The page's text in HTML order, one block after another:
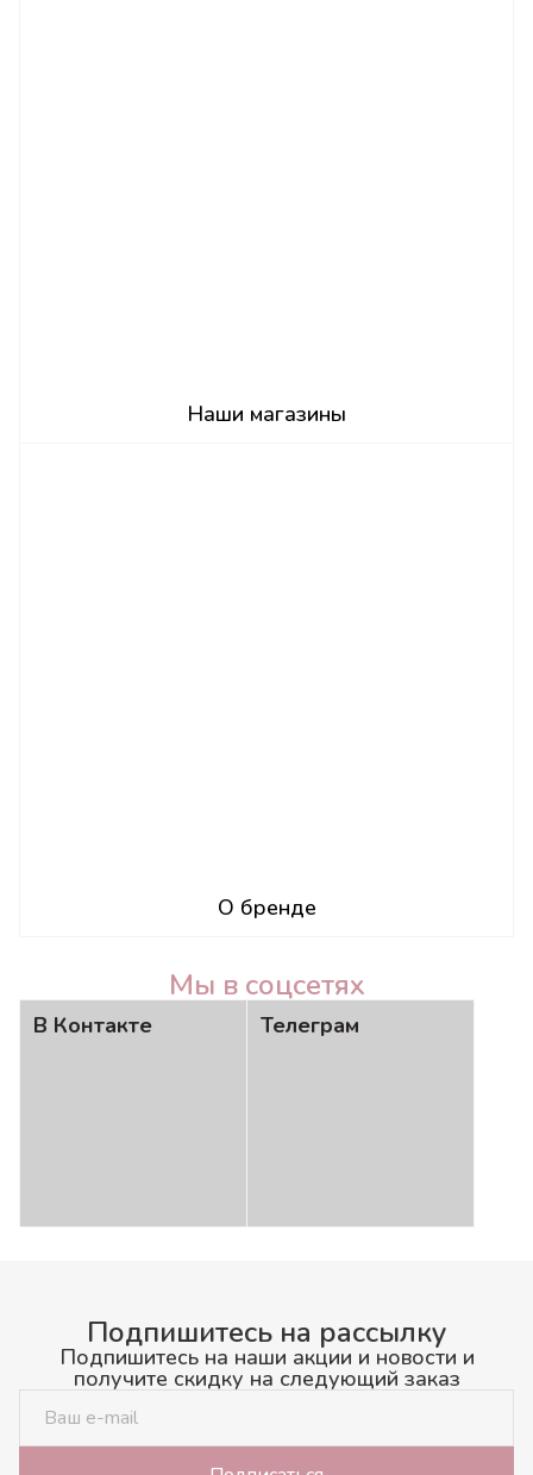
Наши магазины
О бренде
Мы в соцсетях
В Контакте Телеграм
Подпишитесь на рассылку
Подпишитесь на наши акции и новости и
получите скидку на следующий заказ